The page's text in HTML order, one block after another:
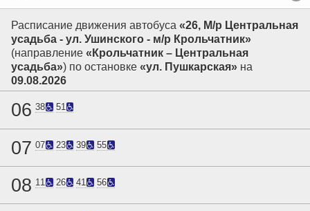
Расписание движения автобуса «26, М/р Центральная
усадьба - ул. Ушинского - м/р Крольчатник»
(направление «Крольчатник – Центральная
усадьба») по остановке «ул. Пушкарская» на
09.08.2026
06 38 51
07 07 23 39 55
08 11 26 41 56